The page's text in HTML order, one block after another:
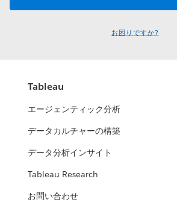
お困りですか?
Tableau
エージェンティック分析
データカルチャーの構築
データ分析インサイト
Tableau Research
お問い合わせ